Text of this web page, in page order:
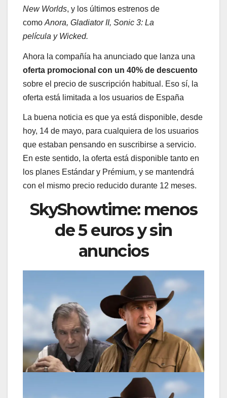
New Worlds, y los últimos estrenos de
como Anora, Gladiator II, Sonic 3: La
película y Wicked.
Ahora la compañía ha anunciado que lanza una
oferta promocional con un 40% de descuento
sobre el precio de suscripción habitual. Eso sí, la
oferta está limitada a los usuarios de España
La buena noticia es que ya está disponible, desde
hoy, 14 de mayo, para cualquiera de los usuarios
que estaban pensando en suscribirse a servicio.
En este sentido, la oferta está disponible tanto en
los planes Estándar y Prémium, y se mantendrá
con el mismo precio reducido durante 12 meses.
SkyShowtime: menos
de 5 euros y sin
anuncios